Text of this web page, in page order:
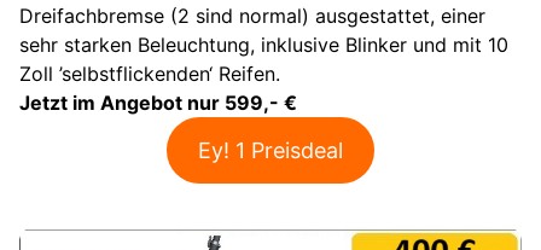
Dreifachbremse (2 sind normal) ausgestattet, einer
sehr starken Beleuchtung, inklusive Blinker und mit 10
Zoll ’selbstflickenden‘ Reifen.
Jetzt im Angebot nur 599,- €
Ey! 1 Preisdeal